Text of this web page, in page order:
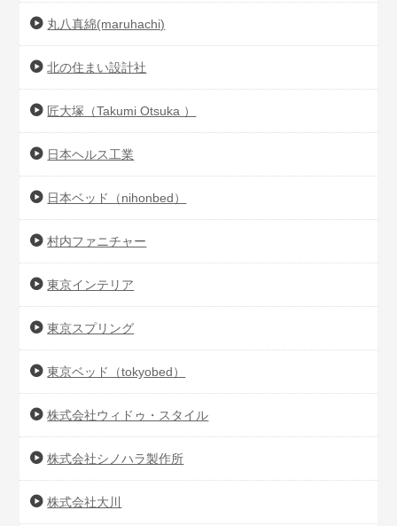
丸八真綿(maruhachi)
北の住まい設計社
匠大塚（Takumi Otsuka ）
日本ヘルス工業
日本ベッド（nihonbed）
村内ファニチャー
東京インテリア
東京スプリング
東京ベッド（tokyobed）
株式会社ウィドゥ・スタイル
株式会社シノハラ製作所
株式会社大川